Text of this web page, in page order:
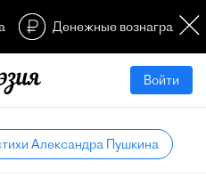
Денежные
Войти
Александра Пушкина